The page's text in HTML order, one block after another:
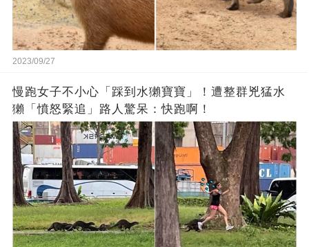
2023/09/27
慢跑女子不小心「踩到水獺寶寶」！遭整群兇猛水
獺「憤怒緊追」路人驚呆：快跑啊！